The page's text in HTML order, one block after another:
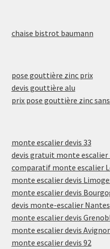
chaise bistrot baumann
pose gouttière zinc prix
devis gouttière alu
prix pose gouttière zinc
monte escalier devis 33
devis gratuit monte escalier
comparatif monte escalier
monte escalier devis
monte escalier devis
devis monte-escalier Nantes
monte escalier devis
monte escalier devis
monte escalier devis 92